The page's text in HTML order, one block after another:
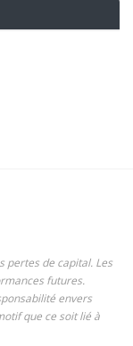
pertes de capital. Les
futures.
envers
que ce soit lié à